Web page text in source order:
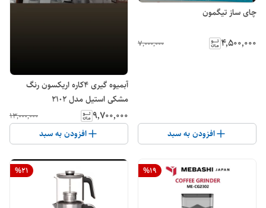
چای ساز تیگمون
۴٬۵۰۰٬۰۰۰ ۷٬۰۰۰٬۰۰۰
افزودن به سبد
آبمیوه گیری ۴کاره اریکسون رنگ
مشکی استیل مدل ٢١٠٢
۹٬۷۰۰٬۰۰۰ ۱۳٬۰۰۰٬۰۰۰
افزودن به سبد
%19
%21